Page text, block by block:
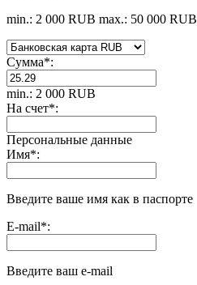
min.: 2 000 RUB max.: 50 000 RUB
Сумма*:
min.: 2 000 RUB
На счет*:
Персональные данные
Имя*:
Введите ваше имя как в паспорте
E-mail*:
Введите ваш e-mail